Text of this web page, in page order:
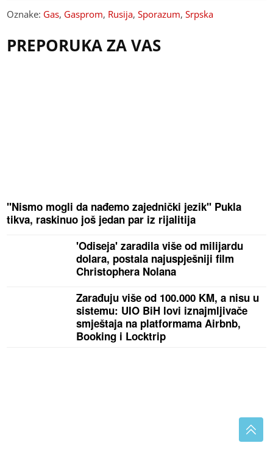
Oznake: Gas, Gasprom, Rusija,Sporazum,Srpska
PREPORUKA ZA VAS
"Nismo mogli da nađemo zajednički jezik" Pukla
tikva, raskinuo još jedan par iz rijalitija
'Odiseja' zaradila više od milijardu
dolara, postala najuspješniji film
Christophera Nolana
Zarađuju više od 100.000 KM, a nisu u
sistemu: UIO BiH lovi iznajmljivače
smještaja na platformama Airbnb,
Booking i Locktrip